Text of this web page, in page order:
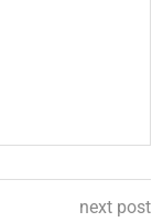
next post